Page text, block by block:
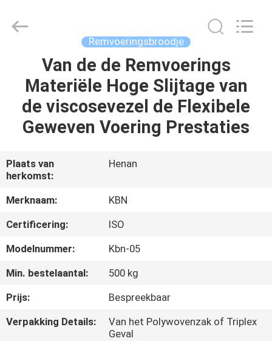
PRODUCTEN
ONS
FABRIEKSREIS
KWALITEITSCONTROLE
CONTACTEER
ONS
Remvoeringsbroodje
Van de de Remvoerings
Materiële Hoge Slijtage van
de viscosevezel de Flexibele
Geweven Voering Prestaties
Plaats van
herkomst:
Henan
Merknaam:
KBN
Certificering:
ISO
Modelnummer:
Kbn-05
Min. bestelaantal:
500 kg
Prijs:
Bespreekbaar
Verpakking Details:
Van het Polywovenzak of Triplex
Geval